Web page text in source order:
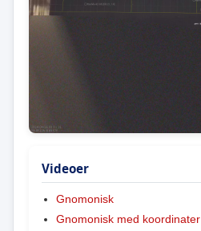
Videoer
Gnomonisk
Gnomonisk med koordinater